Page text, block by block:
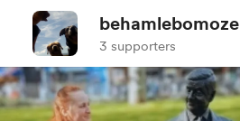
3 supporters